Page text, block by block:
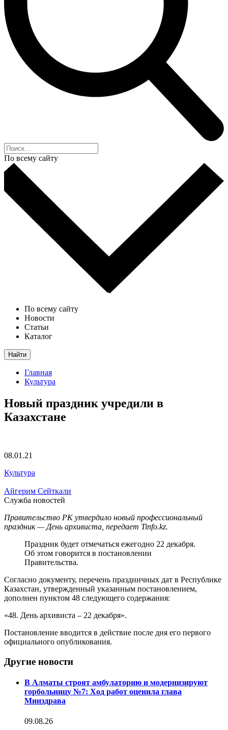
По всему сайту
По всему сайту
Новости
Статьи
Каталог
Найти
Главная
Культура
Новый праздник учредили в
Казахстане
08.01.21
Культура
Айгерим Сейткали
Служба новостей
Правительство РК утвердило новый профессиональный
праздник — День архивиста, передает Tinfo.kz.
Праздник будет отмечаться ежегодно 22 декабря.
Об этом говорится в постановлении
Правительства.
Согласно документу, перечень праздничных дат в Республике
Казахстан, утвержденный указанным постановлением,
дополнен пунктом 48 следующего содержания:
«48. День архивиста – 22 декабря».
Постановление вводится в действие после дня его первого
официального опубликования.
Другие новости
В Алматы строят амбулаторию и модернизируют
горбольницу №7: Ход работ оценила глава
Минздрава
09.08.26